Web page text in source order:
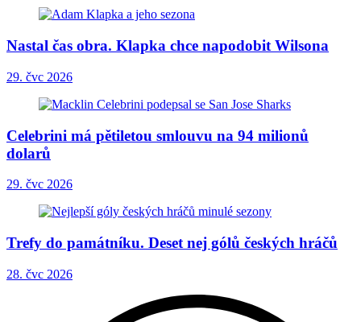
Nastal čas obra. Klapka chce napodobit Wilsona
29. čvc 2026
Celebrini má pětiletou smlouvu na 94 milionů
dolarů
29. čvc 2026
Trefy do památníku. Deset nej gólů českých hráčů
28. čvc 2026